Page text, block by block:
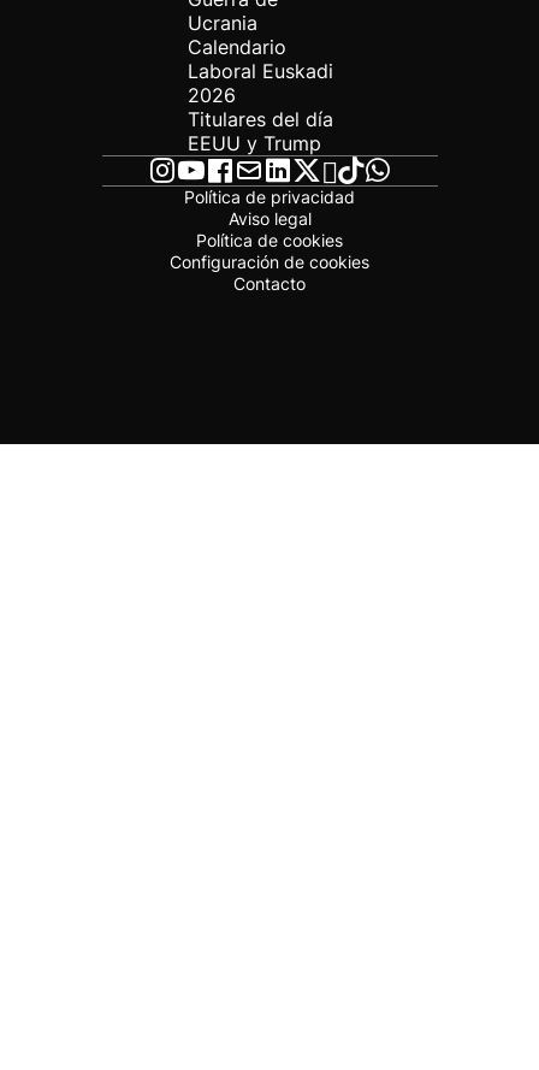
Ucrania
Calendario
Laboral Euskadi
2026
Titulares del día
EEUU y Trump
Política de privacidad
Aviso legal
Política de cookies
Configuración de cookies
Contacto